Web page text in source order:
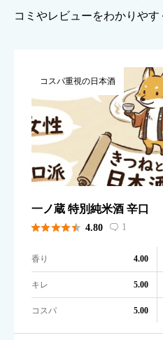
コミやレビューをわかりやす
コスパ重視の日本酒
一ノ蔵 特別純米酒 辛口
 4.80  1
香り 4.00
キレ 5.00
コスパ 5.00